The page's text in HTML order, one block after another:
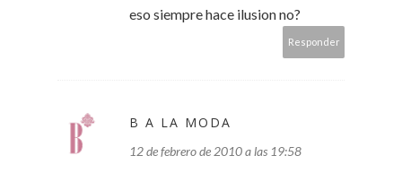
eso siempre hace ilusion no?
Responder
B A LA MODA
12 de febrero de 2010 a las 19:58